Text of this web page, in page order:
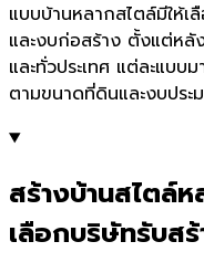
แบบบ้านหลากสไตล์มีให้
และงบก่อสร้าง ตั้งแต่หลั
และทั่วประเทศ แต่ละแบ
ตามขนาดที่ดินและงบปร
สร้างบ้านสไตล์
เลือกบริษัทรับส